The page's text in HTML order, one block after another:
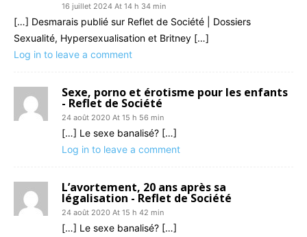
16 juillet 2024 At 14 h 34 min
[…] Desmarais publié sur Reflet de Société | Dossiers
Sexualité, Hypersexualisation et Britney […]
Log in to leave a comment
Sexe, porno et érotisme pour les enfants
- Reflet de Société
24 août 2020 At 15 h 56 min
[…] Le sexe banalisé? […]
Log in to leave a comment
L’avortement, 20 ans après sa
légalisation - Reflet de Société
24 août 2020 At 15 h 42 min
[…] Le sexe banalisé? […]